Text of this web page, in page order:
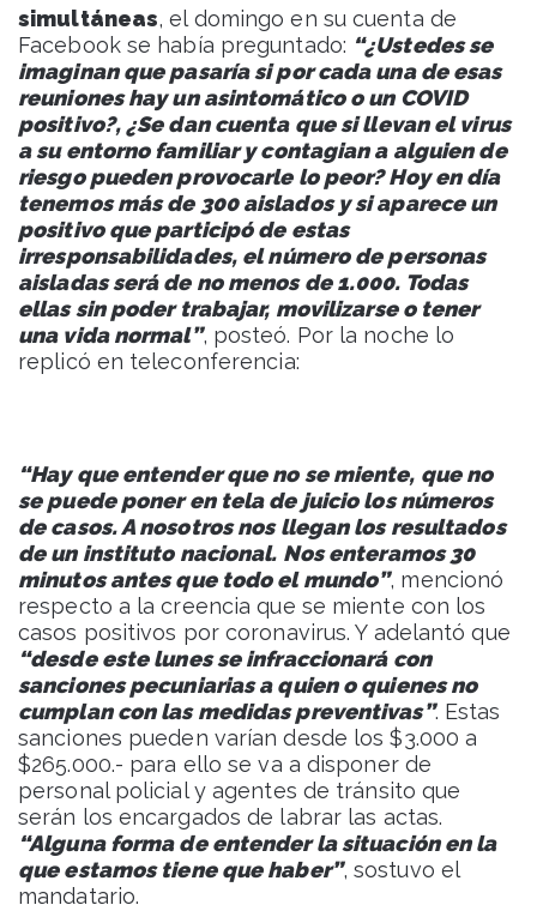
simultáneas, el domingo en su cuenta de
Facebook se había preguntado: “¿Ustedes se
imaginan que pasaría si por cada una de esas
reuniones hay un asintomático o un COVID
positivo?, ¿Se dan cuenta que si llevan el virus
a su entorno familiar y contagian a alguien de
riesgo pueden provocarle lo peor? Hoy en día
tenemos más de 300 aislados y si aparece un
positivo que participó de estas
irresponsabilidades, el número de personas
aisladas será de no menos de 1.000. Todas
ellas sin poder trabajar, movilizarse o tener
una vida normal”, posteó. Por la noche lo
replicó en teleconferencia:
“Hay que entender que no se miente, que no
se puede poner en tela de juicio los números
de casos. A nosotros nos llegan los resultados
de un instituto nacional. Nos enteramos 30
minutos antes que todo el mundo”, mencionó
respecto a la creencia que se miente con los
casos positivos por coronavirus. Y adelantó que
“desde este lunes se infraccionará con
sanciones pecuniarias a quien o quienes no
cumplan con las medidas preventivas”. Estas
sanciones pueden varían desde los $3.000 a
$265.000.- para ello se va a disponer de
personal policial y agentes de tránsito que
serán los encargados de labrar las actas.
“Alguna forma de entender la situación en la
que estamos tiene que haber”, sostuvo el
mandatario.